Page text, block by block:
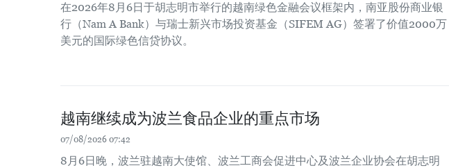
在2026年8月6日于胡志明市举行的越南绿色金融会议框架内，南亚股份商业银
行（Nam A Bank）与瑞士新兴市场投资基金（SIFEM AG）签署了价值2000万
美元的国际绿色信贷协议。
越南继续成为波兰食品企业的重点市场
07/08/2026 07:42
8月6日晚，波兰驻越南大使馆、波兰工商会促进中心及波兰企业协会在胡志明